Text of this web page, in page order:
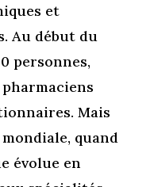
et
Au début du
personnes,
Mais
quand
évolue en